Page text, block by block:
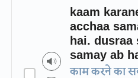
kaam
acchaa
hai. dusraa
samay ab
काम करने का